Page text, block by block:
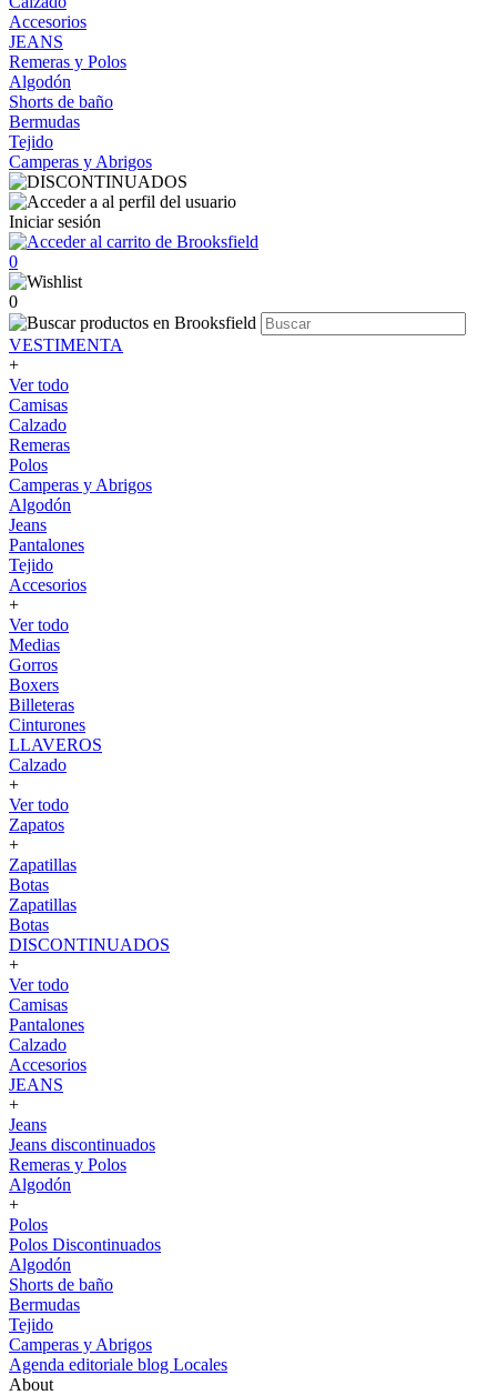
Accesorios
JEANS
Remeras y Polos
Algodón
Shorts de baño
Bermudas
Tejido
Camperas y Abrigos
Iniciar sesión
0
0
VESTIMENTA
+
Ver todo
Camisas
Calzado
Remeras
Polos
Camperas y Abrigos
Algodón
Jeans
Pantalones
Tejido
Accesorios
+
Ver todo
Medias
Gorros
Boxers
Billeteras
Cinturones
LLAVEROS
Calzado
+
Ver todo
Zapatos
+
Zapatillas
Botas
Zapatillas
Botas
DISCONTINUADOS
+
Ver todo
Camisas
Pantalones
Calzado
Accesorios
JEANS
+
Jeans
Jeans discontinuados
Remeras y Polos
Algodón
+
Polos
Polos Discontinuados
Algodón
Shorts de baño
Bermudas
Tejido
Camperas y Abrigos
Agenda editoriale blog Locales
About